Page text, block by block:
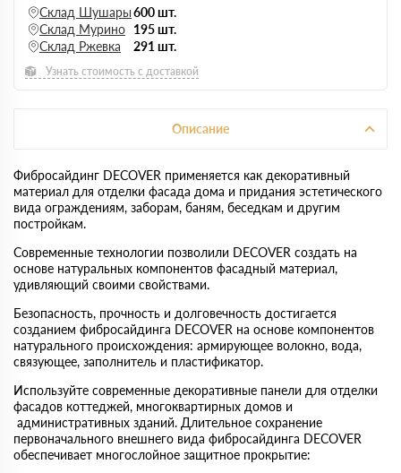
Склад Шушары600 шт.
Склад Мурино 195 шт.
Склад Ржевка
291 шт.
Узнать стоимость с доставкой
Описание
Фибросайдинг DECOVER применяется как декоративный
материал для отделки фасада дома и придания эстетического
вида ограждениям, заборам, баням, беседкам и другим
постройкам.
Современные технологии позволили DECOVER создать на
основе натуральных компонентов фасадный материал,
удивляющий своими свойствами.
Безопасность, прочность и долговечность достигается
созданием фибросайдинга DECOVER на основе компонентов
натурального происхождения: армирующее волокно, вода,
связующее, заполнитель и пластификатор.
Используйте современные декоративные панели для отделки
фасадов коттеджей, многоквартирных домов и
административных зданий. Длительное сохранение
первоначального внешнего вида фибросайдинга DECOVER
обеспечивает многослойное защитное прокрытие: